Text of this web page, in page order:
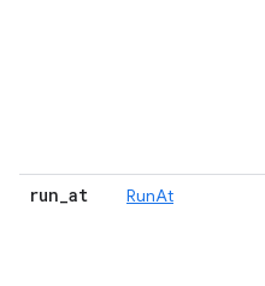
run_at RunAt